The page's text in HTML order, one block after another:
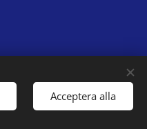
Acceptera alla